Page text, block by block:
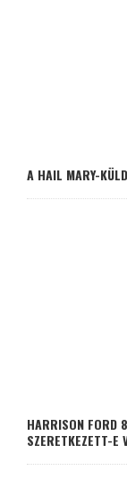
A HAIL MARY-
HARRISON FORD
SZERETKEZETT-E